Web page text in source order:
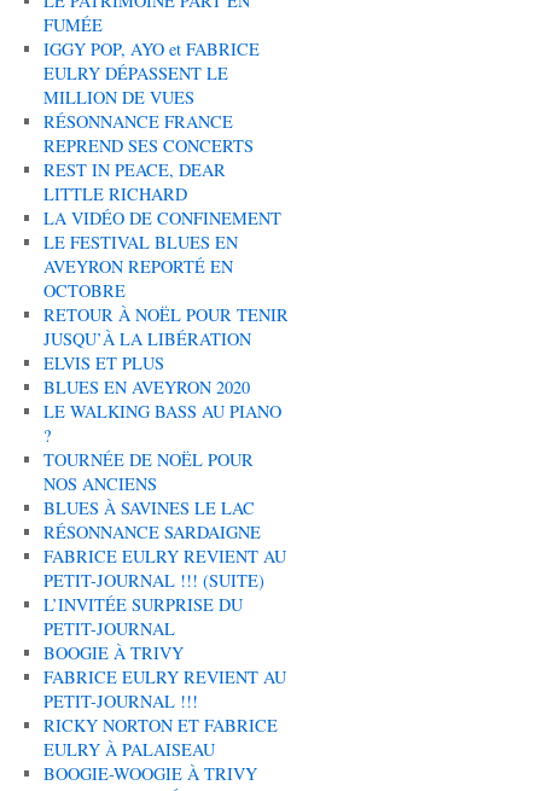
FUMÉE
IGGY POP, AYO et FABRICE
EULRY DÉPASSENT LE
MILLION DE VUES
RÉSONNANCE FRANCE
REPREND SES CONCERTS
REST IN PEACE, DEAR
LITTLE RICHARD
LA VIDÉO DE CONFINEMENT
LE FESTIVAL BLUES EN
AVEYRON REPORTÉ EN
OCTOBRE
RETOUR À NOËL POUR TENIR
JUSQU’À LA LIBÉRATION
ELVIS ET PLUS
BLUES EN AVEYRON 2020
LE WALKING BASS AU PIANO
?
TOURNÉE DE NOËL POUR
NOS ANCIENS
BLUES À SAVINES LE LAC
RÉSONNANCE SARDAIGNE
FABRICE EULRY REVIENT AU
PETIT-JOURNAL !!! (SUITE)
L’INVITÉE SURPRISE DU
PETIT-JOURNAL
BOOGIE À TRIVY
FABRICE EULRY REVIENT AU
PETIT-JOURNAL !!!
RICKY NORTON ET FABRICE
EULRY À PALAISEAU
BOOGIE-WOOGIE À TRIVY